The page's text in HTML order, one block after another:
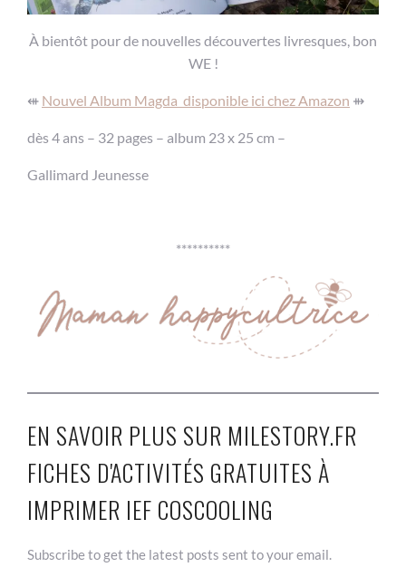
À bientôt pour de nouvelles découvertes livresques, bon
WE !
⇺ Nouvel Album Magda disponible ici chez Amazon ⇻
dès 4 ans – 32 pages – album 23 x 25 cm –
Gallimard Jeunesse
**********
EN SAVOIR PLUS SUR MILESTORY.FR
FICHES D'ACTIVITÉS GRATUITES À
IMPRIMER IEF COSCOOLING
Subscribe to get the latest posts sent to your email.